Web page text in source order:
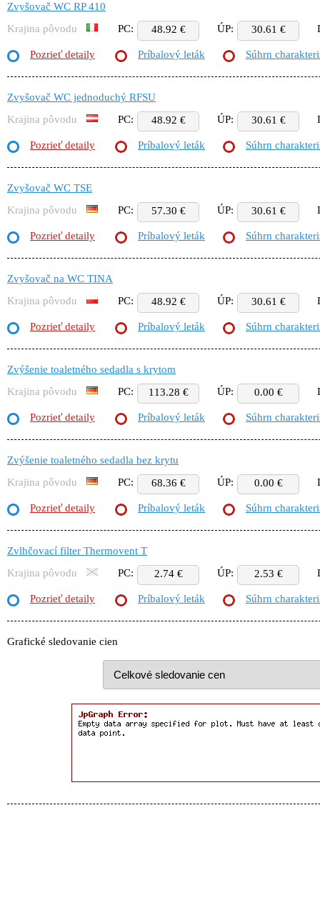
Zvyšovač WC RP 410
Krajina pôvodu
PC: 48.92 € ÚP: 30.61 €
Pozrieť detaily Príbalový leták Súhrn
Zvyšovač WC jednoduchý RFSU
Krajina pôvodu
PC: 48.92 € ÚP: 30.61 €
Pozrieť detaily Príbalový leták Súhrn
Zvyšovač WC TSE
Krajina pôvodu
PC: 57.30 € ÚP: 30.61 €
Pozrieť detaily Príbalový leták Súhrn
Zvyšovač na WC TINA
Krajina pôvodu
PC: 48.92 € ÚP: 30.61 €
Pozrieť detaily Príbalový leták Súhrn
Zvýšenie toaletného sedadla s krytom
Krajina pôvodu
PC: 113.28 € ÚP: 0.00 €
Pozrieť detaily Príbalový leták Súhrn
Zvýšenie toaletného sedadla bez krytu
Krajina pôvodu
PC: 68.36 € ÚP: 0.00 €
Pozrieť detaily Príbalový leták Súhrn
Zvlhčovací filter Thermovent T
Krajina pôvodu
PC: 2.74 € ÚP: 2.53 €
Pozrieť detaily Príbalový leták Súhrn
Grafické sledovanie cien